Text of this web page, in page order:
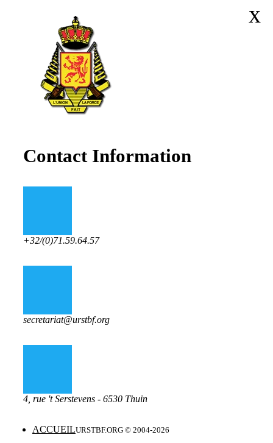
x
Contact Information
+32/(0)71.59.64.57
secretariat@urstbf.org
4, rue 't Serstevens - 6530 Thuin
ACCUEILURSTBF.ORG © 2004-2026